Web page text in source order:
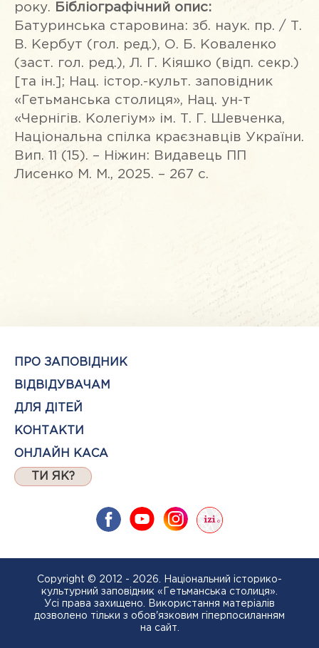
року.
Бібліографічний опис:
Батуринська старовина: зб. наук. пр. / Т.
В. Кербут (гол. ред.), О. Б. Коваленко
(заст. гол. ред.), Л. Г. Кіяшко (відп. секр.)
[та ін.]; Нац. істор.-культ. заповідник
«Гетьманська столиця», Нац. ун-т
«Чернігів. Колегіум» ім. Т. Г. Шевченка,
Національна спілка краєзнавців України.
Вип. 11 (15). – Ніжин: Видавець ПП
Лисенко М. М., 2025. – 267 с.
ПРО ЗАПОВІДНИК
ВІДВІДУВАЧАМ
ДЛЯ ДІТЕЙ
КОНТАКТИ
ОНЛАЙН КАСА
ТИ ЯК?
Copyright © 2012 - 2026. Національний історико-
культурний заповідник «Гетьманська столиця».
Усі права захищено. Використання матеріалів
дозволено тільки з обов'язковим гіперпосиланням
на сайт.